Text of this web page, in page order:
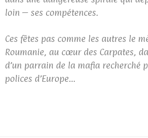
loin – ses compétences.
Ces fêtes pas comme les autres le
Roumanie, au cœur des Carpates,
d’un parrain de la mafia recherché
polices d’Europe…